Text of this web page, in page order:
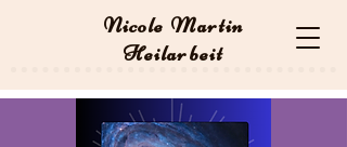
Nicole Martin
Heilarbeit